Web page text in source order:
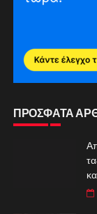
ΠΡΟΣΦΑΤΑ